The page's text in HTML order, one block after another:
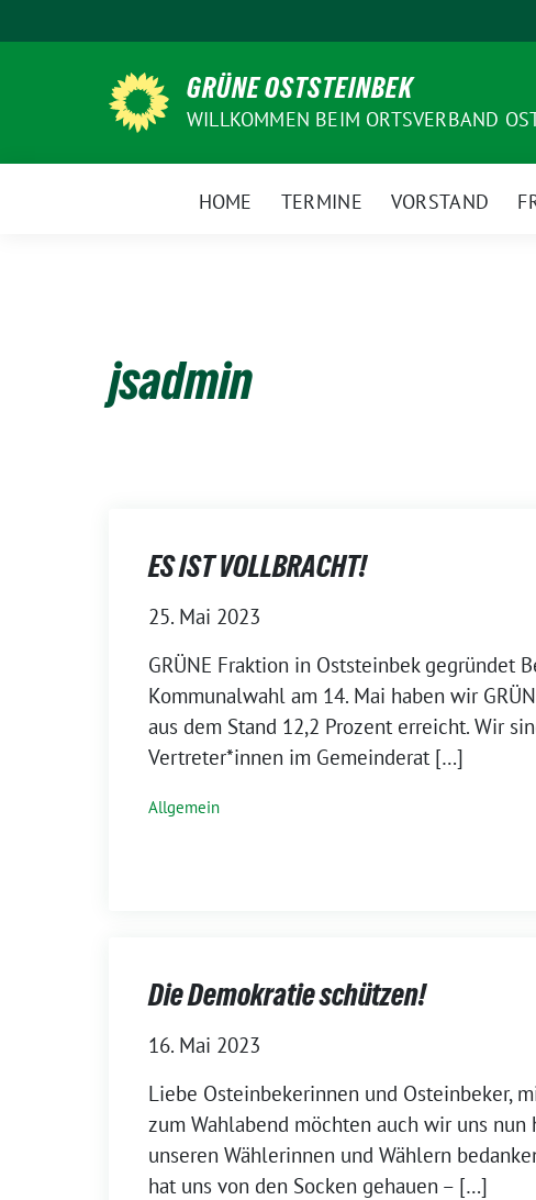
zum
GRÜNE OSTSTEINBEK
WILLKOMMEN BEIM ORTSVERBAND
HOME TERMINE VORSTAND
jsadmin
ES IST VOLLBRACHT!
25. Mai 2023
GRÜNE Fraktion in Oststeinbek gegründet
Kommunalwahl am 14. Mai haben wir
aus dem Stand 12,2 Prozent erreicht. Wir
Vertreter*innen im Gemeinderat […]
Allgemein
Die Demokratie schützen!
16. Mai 2023
Liebe Osteinbekerinnen und Osteinbeker,
zum Wahlabend möchten auch wir uns nun
unseren Wählerinnen und Wählern
hat uns von den Socken gehauen – […]